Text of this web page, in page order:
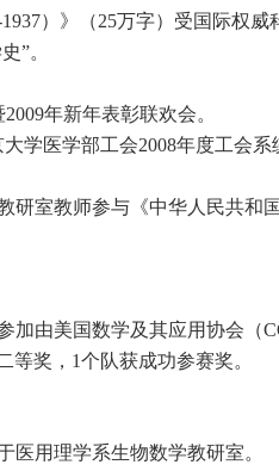
）》（25万字）受国际权
”。
年新年表彰联欢会。
学医学部工会2008年度工会
研室教师参与《中华人民共和
加由美国数学及其应用协会（
等奖，1个队获成功参赛奖。
用理学系生物数学教研室。